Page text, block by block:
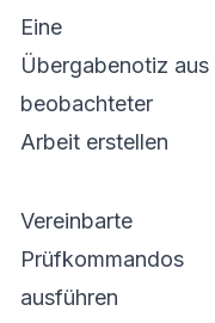
Eine
Übergabenotiz aus
beobachteter
Arbeit erstellen
Vereinbarte
Prüfkommandos
ausführen